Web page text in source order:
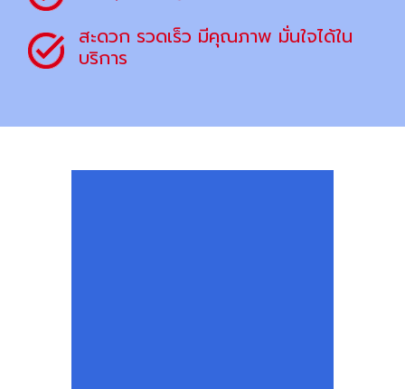
สะดวก รวดเร็ว มีคุณภาพ มั่นใจได้ใน
บริการ